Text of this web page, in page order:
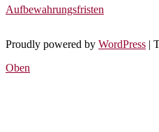
Aufbewahrungsfristen
Proudly powered by WordPress |
Oben